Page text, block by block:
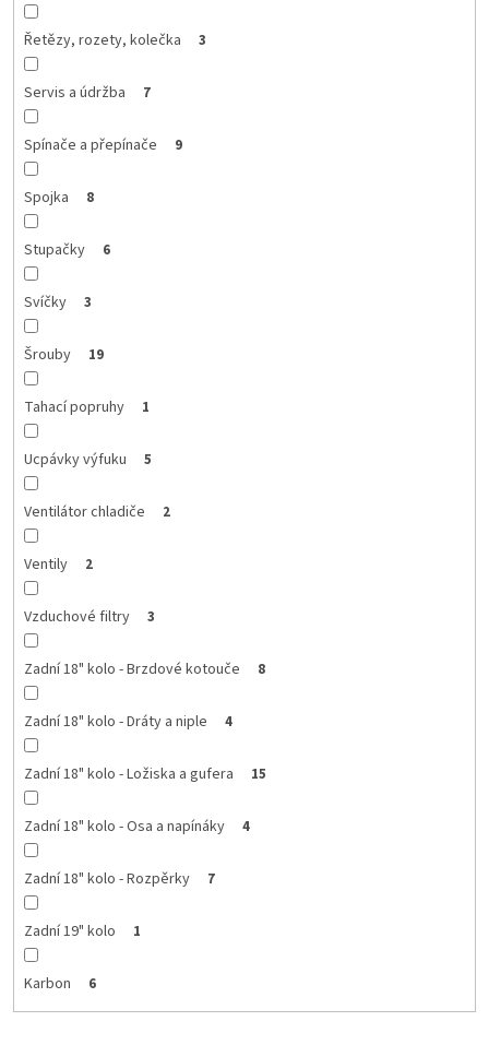
Řetězy, rozety, kolečka 3
Servis a údržba 7
Spínače a přepínače 9
Spojka 8
Stupačky 6
Svíčky 3
Šrouby 19
Tahací popruhy 1
Ucpávky výfuku 5
Ventilátor chladiče 2
Ventily 2
Vzduchové filtry 3
Zadní 18" kolo - Brzdové kotouče 8
Zadní 18" kolo - Dráty a niple 4
Zadní 18" kolo - Ložiska a gufera 15
Zadní 18" kolo - Osa a napínáky 4
Zadní 18" kolo - Rozpěrky 7
Zadní 19" kolo 1
Karbon 6